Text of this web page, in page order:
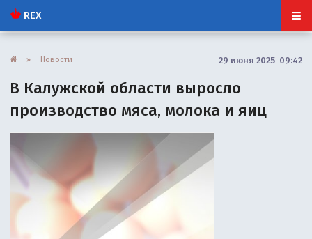
REX
» Новости 29 июня 2025 09:42
В Калужской области выросло
производство мяса, молока и яиц